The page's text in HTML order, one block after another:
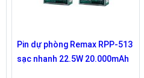
Pin dự phòng Remax RPP-513
sạc nhanh 22.5W 20.000mAh